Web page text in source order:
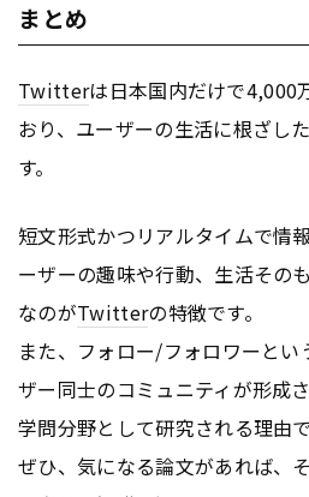
まとめ
Twitterは日本国内だけで4,000
おり、ユーザーの生活に根ざし
す。
短文形式かつリアルタイムで情
ーザーの趣味や行動、生活その
なのがTwitterの特徴です。
また、フォロー/フォロワーとい
ザー同士のコミュニティが形成
学問分野として研究される理由で
ぜひ、気になる論文があれば、